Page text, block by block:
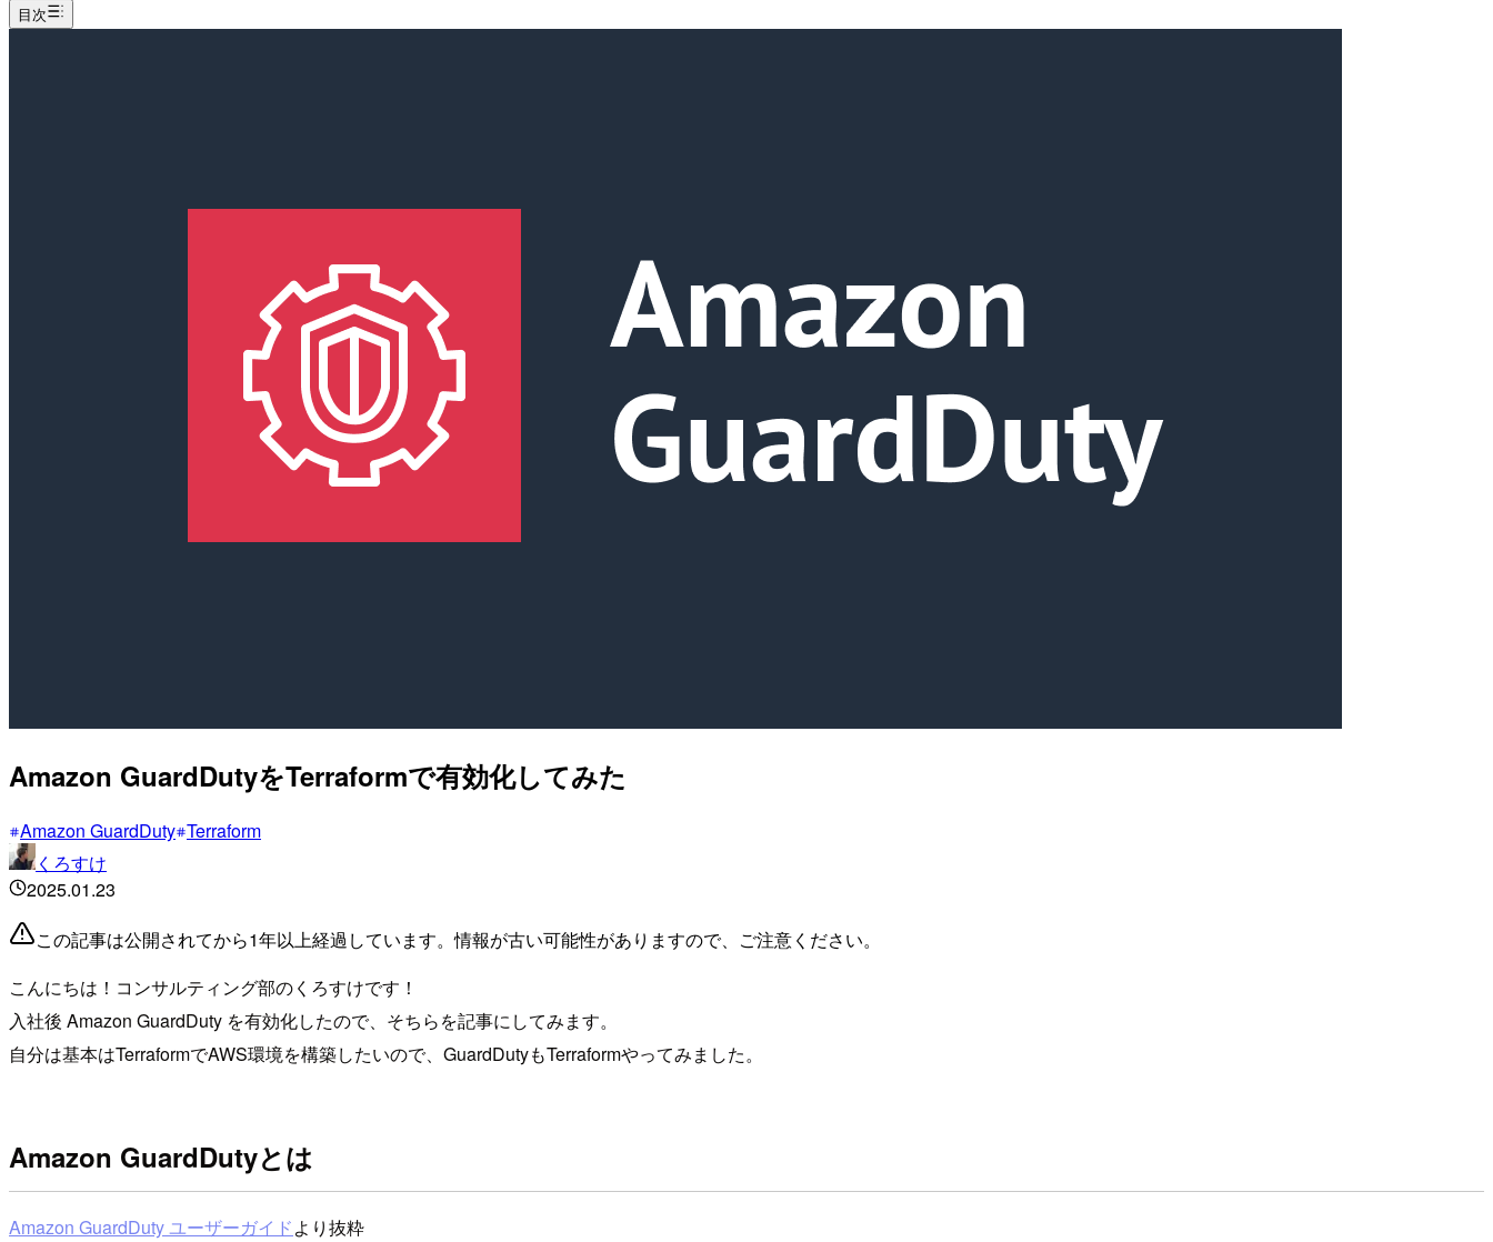
目次
Amazon GuardDutyをTerraformで有効化してみた
Amazon GuardDuty Terraform
くろすけ
2025.01.23
この記事は公開されてから1年以上経過しています。情報が古い可能性がありますので、ご注意ください。
こんにちは！コンサルティング部のくろすけです！
入社後 Amazon GuardDuty を有効化したので、そちらを記事にしてみます。
自分は基本はTerraformでAWS環境を構築したいので、GuardDutyもTerraformやってみました。
Amazon GuardDutyとは
Amazon GuardDuty ユーザーガイドより抜粋